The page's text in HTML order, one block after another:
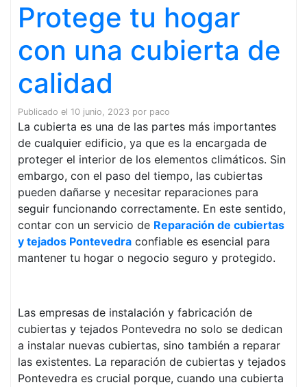
Protege tu hogar
con una cubierta de
calidad
Publicado el 10 junio, 2023 por paco
La cubierta es una de las partes más importantes
de cualquier edificio, ya que es la encargada de
proteger el interior de los elementos climáticos. Sin
embargo, con el paso del tiempo, las cubiertas
pueden dañarse y necesitar reparaciones para
seguir funcionando correctamente. En este sentido,
contar con un servicio de Reparación de cubiertas
y tejados Pontevedra confiable es esencial para
mantener tu hogar o negocio seguro y protegido.
Las empresas de instalación y fabricación de
cubiertas y tejados Pontevedra no solo se dedican
a instalar nuevas cubiertas, sino también a reparar
las existentes. La reparación de cubiertas y tejados
Pontevedra es crucial porque, cuando una cubierta